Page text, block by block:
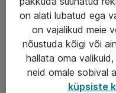
Garantii
Turva- ja
AS ATEA
on alati lubatud ega
on vajalikud meie
nõustuda kõigi või
hallata oma
neid omale sobival
küpsiste